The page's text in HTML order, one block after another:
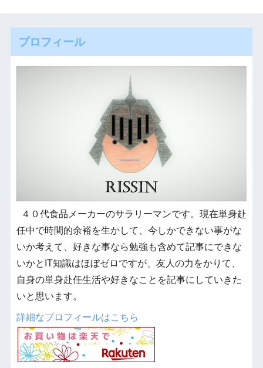
プロフィール
４０代食品メーカーのサラリーマンです。現在単身赴
任中で時間的余裕を生かして、今しかできない事がな
いか考えて、好きな事なら勉強も含めて記事にできな
いかとIT知識はほぼゼロですが、友人の力をかりて、
自身の単身赴任生活や好きなことを記事にしていきた
いと思います。
詳細なプロフィールはこちら